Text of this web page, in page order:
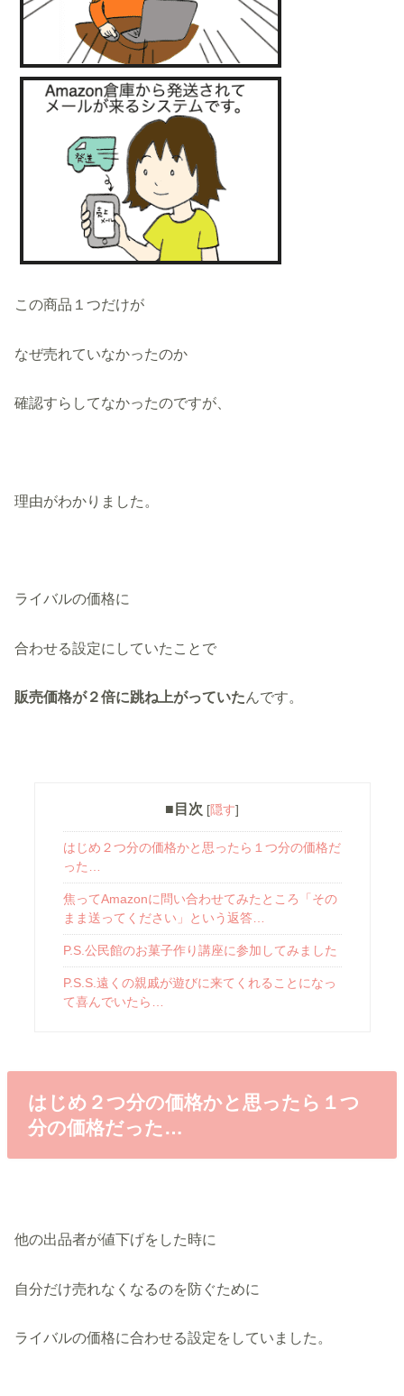
この商品１つだけが
なぜ売れていなかったのか
確認すらしてなかったのですが、
理由がわかりました。
ライバルの価格に
合わせる設定にしていたことで
販売価格が２倍に跳ね上がっていたんです。
■目次 [隠す]
はじめ２つ分の価格かと思ったら１つ分の価格だ
った…
焦ってAmazonに問い合わせてみたところ「その
まま送ってください」という返答…
P.S.公民館のお菓子作り講座に参加してみました
P.S.S.遠くの親戚が遊びに来てくれることになっ
て喜んでいたら…
はじめ２つ分の価格かと思ったら１つ
分の価格だった…
他の出品者が値下げをした時に
自分だけ売れなくなるのを防ぐために
ライバルの価格に合わせる設定をしていました。